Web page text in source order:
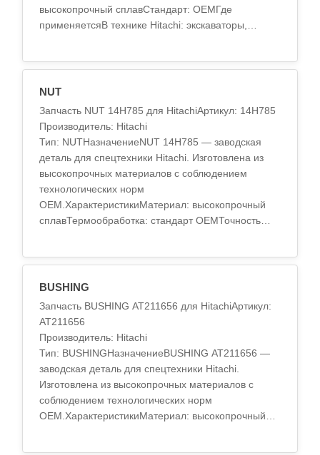
высокопрочный сплавСтандарт: OEMГде
применяетсяВ технике Hitachi: экскаваторы,
NUT
Запчасть NUT 14H785 для HitachiАртикул: 14H785
Производитель: Hitachi
Тип: NUTНазначениеNUT 14H785 — заводская
деталь для спецтехники Hitachi. Изготовлена из
высокопрочных материалов с соблюдением
технологических норм
OEM.ХарактеристикиМатериал: высокопрочный
сплавТермообработка: стандарт OEMТочность
BUSHING
Запчасть BUSHING AT211656 для HitachiАртикул:
AT211656
Производитель: Hitachi
Тип: BUSHINGНазначениеBUSHING AT211656 —
заводская деталь для спецтехники Hitachi.
Изготовлена из высокопрочных материалов с
соблюдением технологических норм
OEM.ХарактеристикиМатериал: высокопрочный